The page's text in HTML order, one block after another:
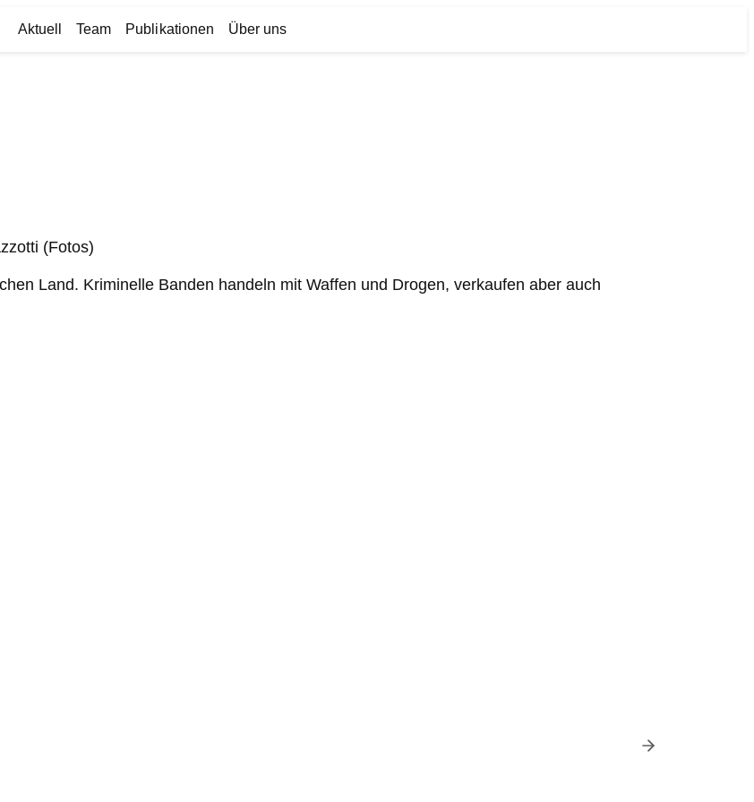
Aktuell Team Publikationen Über uns
(Fotos)
Land. Kriminelle Banden handeln mit Waffen und Drogen, verkaufen aber auch